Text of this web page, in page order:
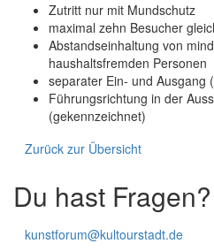
Zutritt nur mit Mundschutz
maximal zehn Besucher
Abstandseinhaltung von
haushaltsfremden Personen
separater Ein- und Ausgang
Führungsrichtung in der
(gekennzeichnet)
Zurück zur Übersicht
Du hast Fragen?
kunstforum@kultourstadt.de